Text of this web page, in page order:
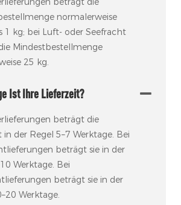
normalerweise
1 kg; bei Luft- oder Seefracht
Mindestbestellmenge
25 kg.
Ist Ihre Lieferzeit?
beträgt die
in der Regel 5–7 Werktage. Bei
beträgt sie in der
Werktage. Bei
beträgt sie in der
Werktage.